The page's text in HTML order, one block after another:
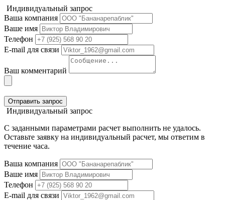
Индивидуальный запрос
Ваша компания
Ваше имя
Телефон
E-mail для связи
Ваш комментарий
Отправить запрос
Индивидуальный запрос
С заданными параметрами расчет выполнить не удалось.
Оставьте заявку на индивидуальный расчет, мы ответим в
течение часа.
Ваша компания
Ваше имя
Телефон
E-mail для связи